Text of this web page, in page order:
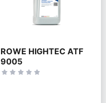
ROWE HIGHTEC ATF
9005